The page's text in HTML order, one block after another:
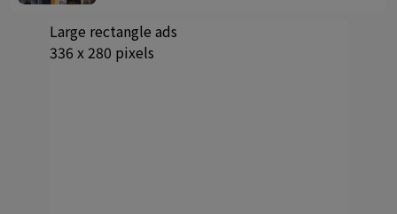
Large rectangle ads
336 x 280 pixels